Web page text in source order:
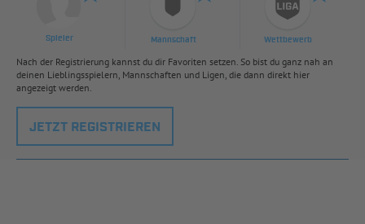
Spieler Mannschaft Wettbewerb
Nach der Registrierung kannst du dir Favoriten setzen. So bist du ganz nah an
deinen Lieblingsspielern, Mannschaften und Ligen, die dann direkt hier
angezeigt werden.
JETZT REGISTRIEREN